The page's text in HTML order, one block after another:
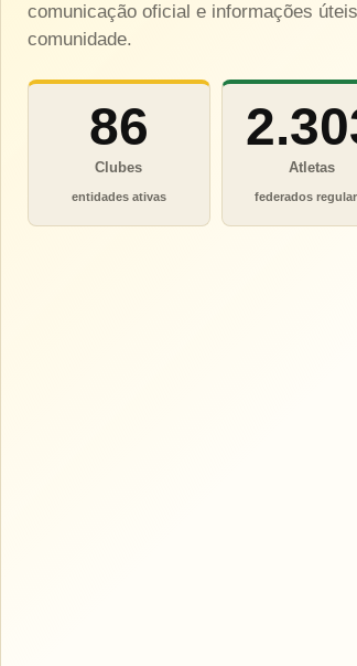
comunicação oficial e informações
comunidade.
86
Clubes
entidades ativas
Atletas
federados